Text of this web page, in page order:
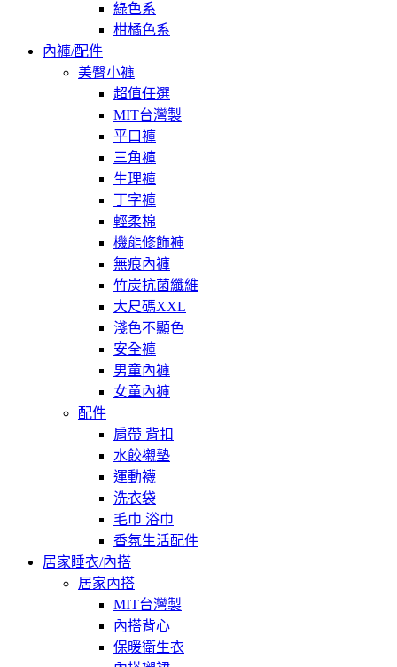
綠色系
柑橘色系
內褲/配件
美臀小褲
超值任選
MIT台灣製
平口褲
三角褲
生理褲
丁字褲
輕柔棉
機能修飾褲
無痕內褲
竹炭抗菌纖維
大尺碼XXL
淺色不顯色
安全褲
男童內褲
女童內褲
配件
肩帶 背扣
水餃襯墊
運動襪
洗衣袋
毛巾 浴巾
香氛生活配件
居家睡衣/內搭
居家內搭
MIT台灣製
內搭背心
保暖衛生衣